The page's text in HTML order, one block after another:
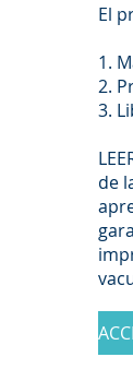
El
1.
2.
3.
de